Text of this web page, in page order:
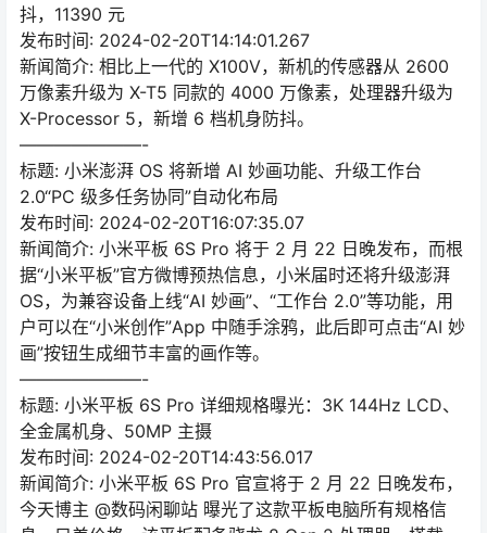
抖，11390 元
发布时间: 2024-02-20T14:14:01.267
新闻简介: 相比上一代的 X100V，新机的传感器从 2600
万像素升级为 X-T5 同款的 4000 万像素，处理器升级为
X-Processor 5，新增 6 档机身防抖。
———————-
标题: 小米澎湃 OS 将新增 AI 妙画功能、升级工作台
2.0“PC 级多任务协同”自动化布局
发布时间: 2024-02-20T16:07:35.07
新闻简介: 小米平板 6S Pro 将于 2 月 22 日晚发布，而根
据“小米平板”官方微博预热信息，小米届时还将升级澎湃
OS，为兼容设备上线“AI 妙画”、“工作台 2.0”等功能，用
户可以在“小米创作”App 中随手涂鸦，此后即可点击“AI 妙
画”按钮生成细节丰富的画作等。
———————-
标题: 小米平板 6S Pro 详细规格曝光：3K 144Hz LCD、
全金属机身、50MP 主摄
发布时间: 2024-02-20T14:43:56.017
新闻简介: 小米平板 6S Pro 官宣将于 2 月 22 日晚发布，
今天博主 @数码闲聊站 曝光了这款平板电脑所有规格信